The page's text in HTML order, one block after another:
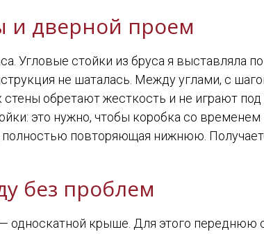
и дверной проем
Угловые стойки из бруса я выставляла
не шаталась. Между углами, с
обретают жесткость и не играют
это нужно, чтобы коробка со
повторяющая нижнюю.
без проблем
крыше. Для этого переднюю